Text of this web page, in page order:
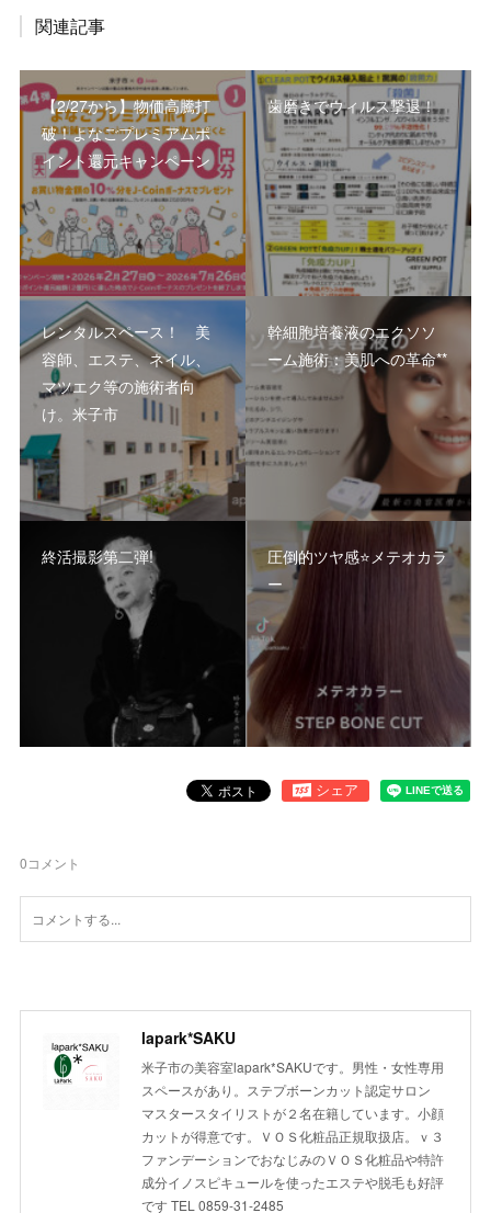
関連記事
【2/27から】物価高騰打
破！よなごプレミアムポ
イント還元キャンペーン
歯磨きでウィルス撃退！
レンタルスペース！ 美
容師、エステ、ネイル、
マツエク等の施術者向
け。米子市
幹細胞培養液のエクソソ
ーム施術：美肌への革命**
終活撮影第二弾!
圧倒的ツヤ感⭐️メテオカラ
ー
0コメント
lapark*SAKU
米子市の美容室lapark*SAKUです。男性・女性専用
スペースがあり。ステプボーンカット認定サロン
マスタースタイリストが２名在籍しています。小顔
カットが得意です。ＶＯＳ化粧品正規取扱店。ｖ３
ファンデーションでおなじみのＶＯＳ化粧品や特許
成分イノスピキュールを使ったエステや脱毛も好評
です TEL 0859-31-2485